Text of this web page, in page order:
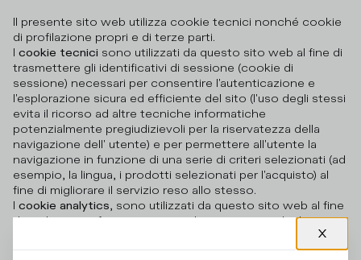
Il presente sito web utilizza cookie tecnici nonché cookie
di profilazione propri e di terze parti.
I cookie tecnici sono utilizzati da questo sito web al fine di
trasmettere gli identificativi di sessione (cookie di
sessione) necessari per consentire l'autenticazione e
l'esplorazione sicura ed efficiente del sito (l'uso degli stessi
evita il ricorso ad altre tecniche informatiche
potenzialmente pregiudizievoli per la riservatezza della
navigazione dell' utente) e per permettere all'utente la
navigazione in funzione di una serie di criteri selezionati (ad
esempio, la lingua, i prodotti selezionati per l'acquisto) al
fine di migliorare il servizio reso allo stesso.
I cookie analytics, sono utilizzati da questo sito web al fine
di analizzare in forma aggregata la navigazione degli utenti
e realizzare statistiche sulle visite o per migliorare l'offerta
dei contenuti (Google Analytics).